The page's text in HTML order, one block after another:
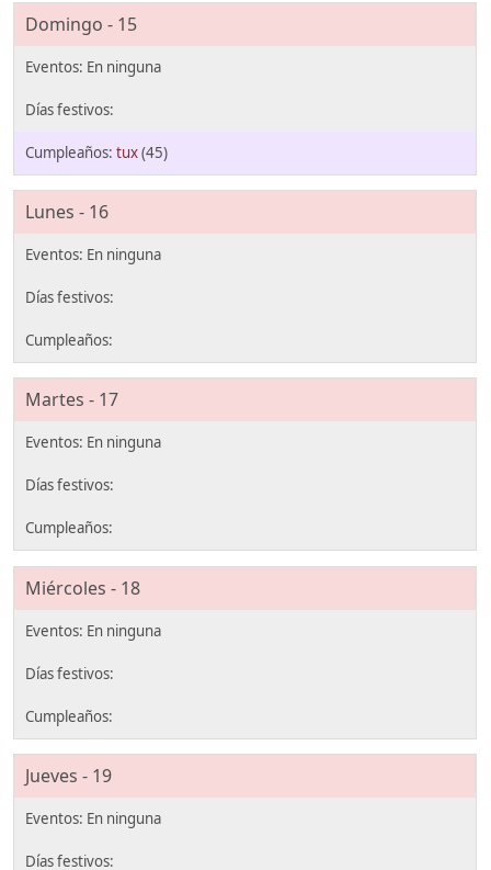
Domingo - 15
tux(45)
Lunes - 16
Martes - 17
Miércoles - 18
Jueves - 19